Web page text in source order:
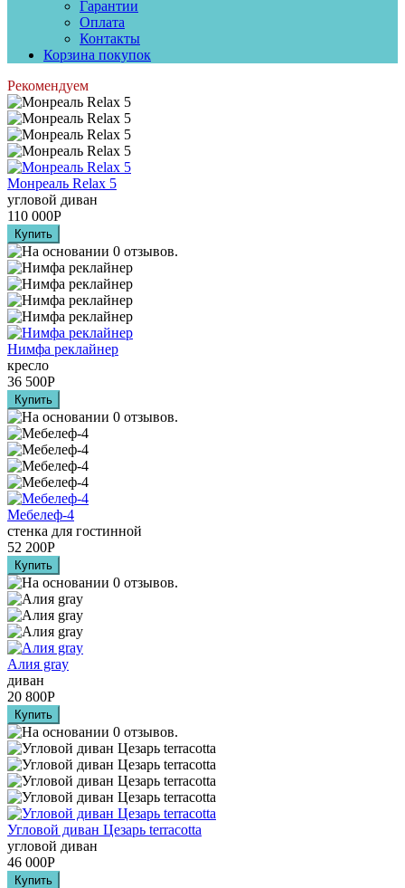
Гарантии
Оплата
Контакты
Корзина покупок
Рекомендуем
Монреаль Relax 5
угловой диван
110 000Р
Нимфа реклайнер
кресло
36 500Р
Мебелеф-4
стенка для гостинной
52 200Р
Алия grаy
диван
20 800Р
Угловой диван Цезарь terracotta
угловой диван
46 000Р